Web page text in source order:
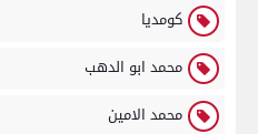
كومديا
محمد ابو الدهب
محمد الامين